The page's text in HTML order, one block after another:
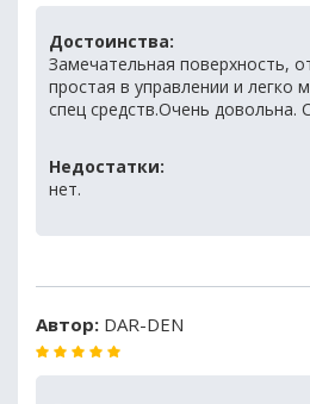
Достоинства:
Замечательная поверхность,
простая в управлении и легко
спец средств.Очень
Недостатки:
нет.
Автор: DAR-DEN